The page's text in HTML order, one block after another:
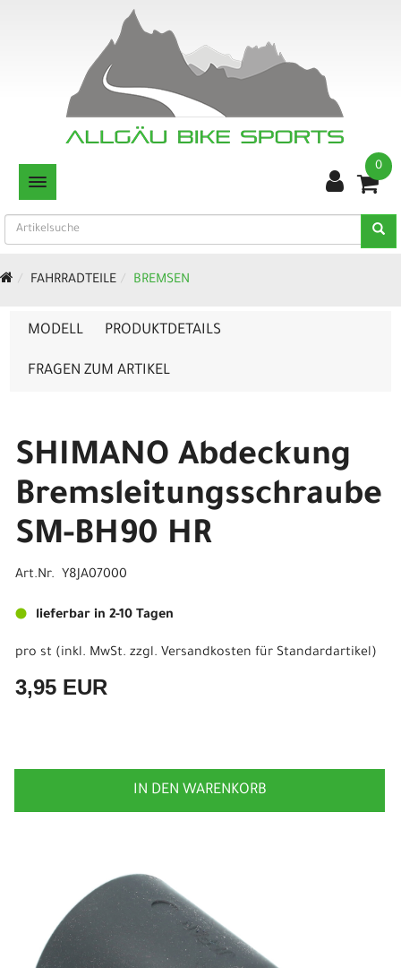
TOGGLE NAVIGATION
0
FAHRRADTEILE BREMSEN
MODELL PRODUKTDETAILS
FRAGEN ZUM ARTIKEL
SHIMANO Abdeckung
Bremsleitungsschraube
SM-BH90 HR
Art.Nr. Y8JA07000
lieferbar in 2-10 Tagen
pro st (inkl. MwSt. zzgl. Versandkosten für Standardartikel)
3,95 EUR
IN DEN WARENKORB